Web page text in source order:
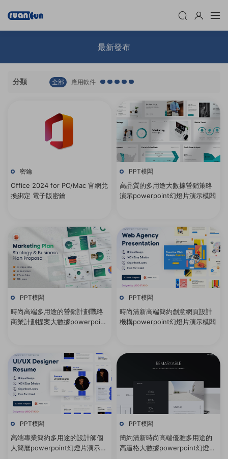
最新發布
分類 全部 應用軟件
密鑰
Office 2024 for PC/Mac 官網兌
換綁定 電子版密鑰
PPT模闆
高品質的多用途大數據營銷策略
演示powerpoint幻燈片演示模闆
PPT模闆
時尚高端多用途的營銷計劃戰略
商業計劃提案大數據powerpoint
PPT模闆
時尚清新高端簡約創意網頁設計
機構powerpoint幻燈片演示模闆
PPT模闆
高端專業簡約多用途的設計師個
人簡曆powerpoint幻燈片演示模
PPT模闆
簡約清新時尚高端優雅多用途的
高逼格大數據powerpoint幻燈片